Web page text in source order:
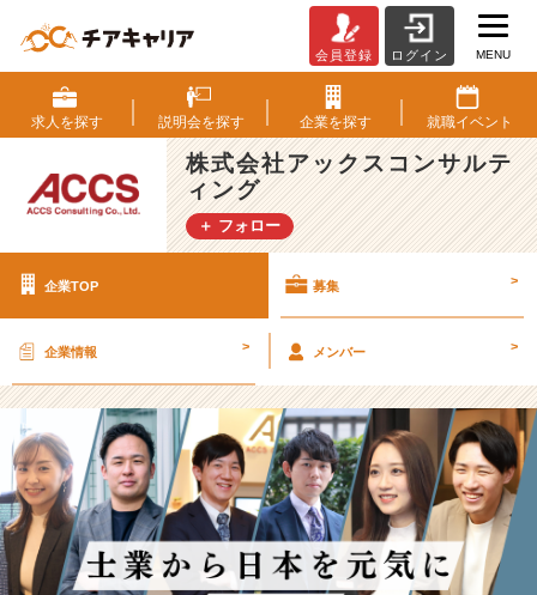
式
会
社
ア
ッ
ク
ス
サ
ィ
グ
の
採
用/
求
人
会員登録 ログイン MENU
求人を探す 説明会を探す 企業を探す 就職イベント
株式会社アックスコンサルテ
ィング
＋ フォロー
企業TOP 募集 >
企業情報 > メンバー >